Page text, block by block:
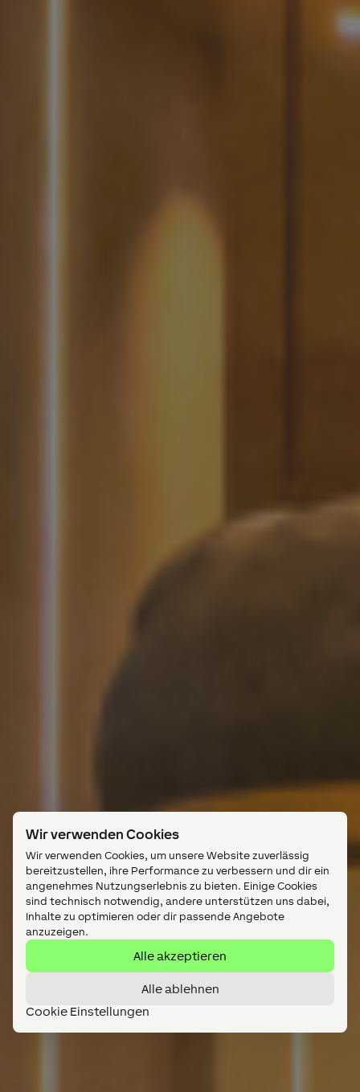
Wir verwenden Cookies
bereitzustellen, ihre Performance zu verbessern und dir ein
angenehmes Nutzungserlebnis zu bieten. Einige Cookies
sind technisch notwendig, andere unterstützen uns dabei,
Inhalte zu optimieren oder dir passende Angebote
anzuzeigen.
Alle akzeptieren
Alle ablehnen
Cookie Einstellungen